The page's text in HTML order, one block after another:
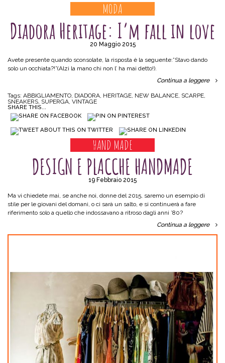
MODA
Diadora Heritage: I’m fall in love
20 Maggio 2015
Avete presente quando sconsolate, la risposta è la seguente:”Stavo dando
solo un occhiata?!”(Alzi la mano chi non l’ ha mai detto!).
Continua a leggere
Tags: ABBIGLIAMENTO DIADORA HERITAGE NEW BALANCE SCARPE
SNEAKERS SUPERGA VINTAGE
SHARE THIS...
HAND MADE
DESIGN E PLACCHE HANDMADE
19 Febbraio 2015
Ma vi chiedete mai, se anche noi, donne del 2015, saremo un esempio di
stile per le giovani del domani, o ci sarà un salto, e si continuerà a fare
riferimento solo a quello che indossavano a ritroso dagli anni ’80?
Continua a leggere